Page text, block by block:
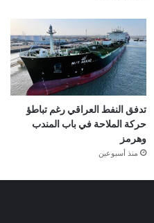
تدفق النفط العراقي رغم تباطؤ
حركة الملاحة في باب المندب
وهرمز
منذ أسبوعين